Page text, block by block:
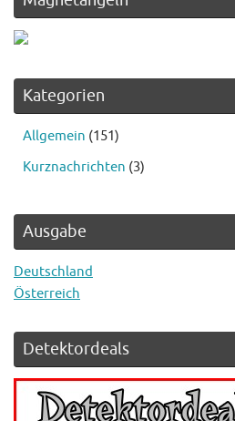
Kategorien
Allgemein (151)
Kurznachrichten (3)
Ausgabe
Deutschland
Österreich
Detektordeals